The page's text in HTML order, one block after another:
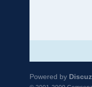
Powered by